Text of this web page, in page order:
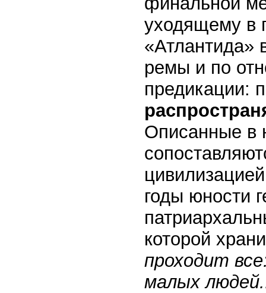
уходящему в
«Атлантида»
ремы и по
предикации:
Описанные в
годы юности
которой
проходит
малых